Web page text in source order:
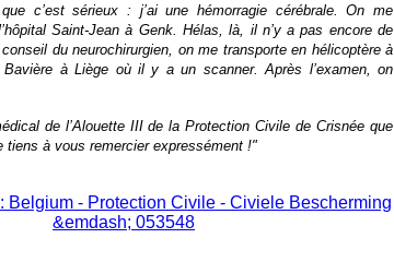
c’est sérieux : j’ai une hémorragie cérébrale. On me
Saint-Jean à Genk. Hélas, là, il n’y a pas encore de
du neurochirurgien, on me transporte en hélicoptère à
Bavière à Liège où il y a un scanner. Après l’examen, on
de l’Alouette III de la Protection Civile de Crisnée que
tiens à vous remercier expressément !"